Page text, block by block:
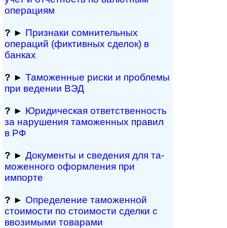
операциям
? ► Признаки сомнитель­ных
операций (фиктивных сделок) в
банках
? ► Таможенные риски и проблемы
при ведении ВЭД
? ► Юридическая ответственность
за нарушения таможенных правил
в РФ
? ► Документы и све­де­ния для та­
мо­жен­но­го офор­м­ле­ния при
импорте
? ► Определение таможенной
стоимости по стоимости сделки с
ввозимыми товарами